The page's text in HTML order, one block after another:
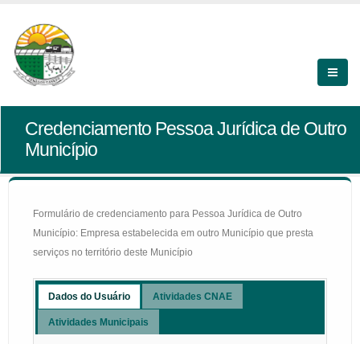
Credenciamento Pessoa Jurídica de Outro
Município
Formulário de credenciamento para Pessoa Jurídica de Outro
Município: Empresa estabelecida em outro Município que presta
serviços no território deste Município
Dados do Usuário Atividades CNAE
Atividades Municipais